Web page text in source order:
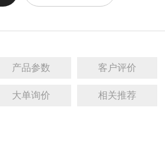
产品参数 客户评价
大单询价 相关推荐